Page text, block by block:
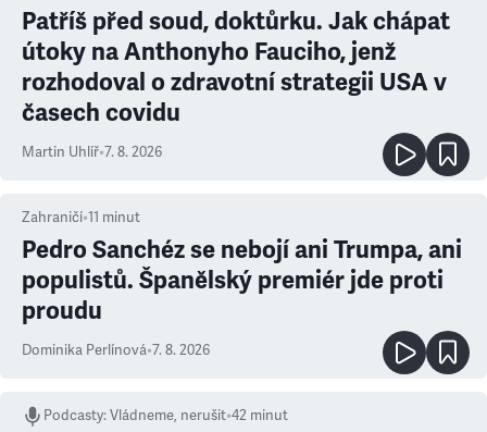
Patříš před soud, doktůrku. Jak chápat
útoky na Anthonyho Fauciho, jenž
rozhodoval o zdravotní strategii USA v
časech covidu
Martin Uhlíř•7. 8. 2026
Zahraničí•11 minut
Pedro Sanchéz se nebojí ani Trumpa, ani
populistů. Španělský premiér jde proti
proudu
Dominika Perlínová•7. 8. 2026
Podcasty:Vládneme, nerušit•42 minut